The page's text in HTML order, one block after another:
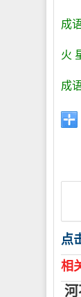
成
火
成
点
相
河